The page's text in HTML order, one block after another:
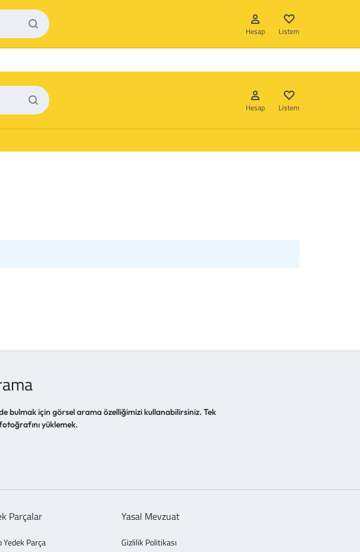
Hakkımızda İletişim
Hesap Listem
Hesap Listem
bulmak için görsel arama özelliğimizi kullanabilirsiniz. Tek
yüklemek.
Parçalar
Yedek Parça
Yasal Mevzuat
Gizlilik Politikası